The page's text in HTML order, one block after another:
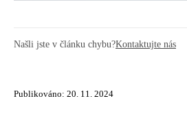
Našli jste v článku chybu?Kontaktujte nás
Publikováno: 20. 11. 2024